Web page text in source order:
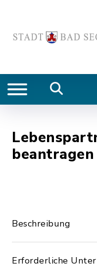
beantragen
Beschreibung
Erforderliche